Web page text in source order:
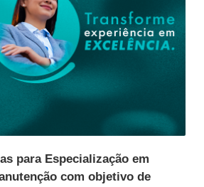
para Especialização em
com objetivo de